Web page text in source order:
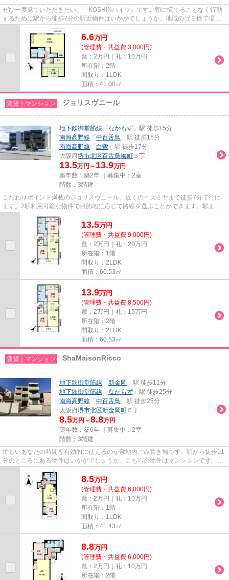
ぜひ一度見ていただきたい、「KOSHINハイツ」です。朝に慌てることなく行動
するために駅から徒歩7分の駅近物件はいかがでしょうか。地域のゴミ捨て場ま
で行かずにサッとゴミ出しできる...
6.6万円
(管理費・共益費 3,000円)
敷：2万円｜礼：10万円
所在階：2階
間取り：1LDK
面積：41.00㎡
賃貸｜マンション ジョリスヴニール
地下鉄御堂筋線 「 なかもず 」駅 徒歩15分
南海高野線 「 中百舌鳥 」駅 徒歩15分
南海高野線 「 白鷺 」駅 徒歩17分
大阪府堺市北区百舌鳥梅町 ３丁
13.5万円～ 13.9万円
築年数：築2年 ｜募集中： 2室
階数：3階建
こだわりポイント満載のジョリスヴニール。近くのイズミヤまで徒歩7分で行け
ます。2駅利用可能な物件で目的地に応じて路線を選ぶことができます。駅まで
のアクセスが良い、徒歩15分の...
13.5万円
(管理費・共益費 9,000円)
敷：2万円｜礼：20万円
所在階：1階
間取り：2LDK
面積：60.53㎡
13.9万円
(管理費・共益費 8,500円)
敷：2万円｜礼：15万円
所在階：2階
間取り：2LDK
面積：60.53㎡
賃貸｜マンション ShaMaisonRicco
地下鉄御堂筋線 「 新金岡 」駅 徒歩11分
地下鉄御堂筋線 「 なかもず 」駅 徒歩25分
南海高野線 「 中百舌鳥 」駅 徒歩25分
大阪府堺市北区新金岡町 ５丁
8.5万円～8.8万円
築年数：築6年 ｜募集中： 2室
階数：3階建
忙しいあなたの時間を有効的に使えるのが敷地内ごみ置き場です。駅から徒歩11
分のところにある物件はいかがでしょうか。こちらの物件はマンションです。周
辺環境も良好で、魅力的な住...
8.5万円
(管理費・共益費 6,000円)
敷：2万円｜礼：10万円
所在階：1階
間取り：1LDK
面積：41.43㎡
8.8万円
(管理費・共益費 6,000円)
敷：2万円｜礼：10万円
所在階：2階